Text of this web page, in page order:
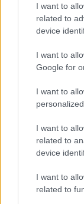
I want to
related to
device
I want to
Google for
I want to
I want to
related to
device
I want to
related to
δήλωσε πως
Τάσο
θα τα πάω